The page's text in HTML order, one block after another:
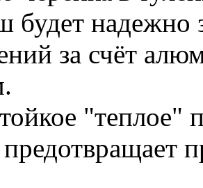
будет надежно
за счёт
"теплое"